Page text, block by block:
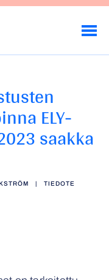
ELY-
saakka
| TIEDOTE